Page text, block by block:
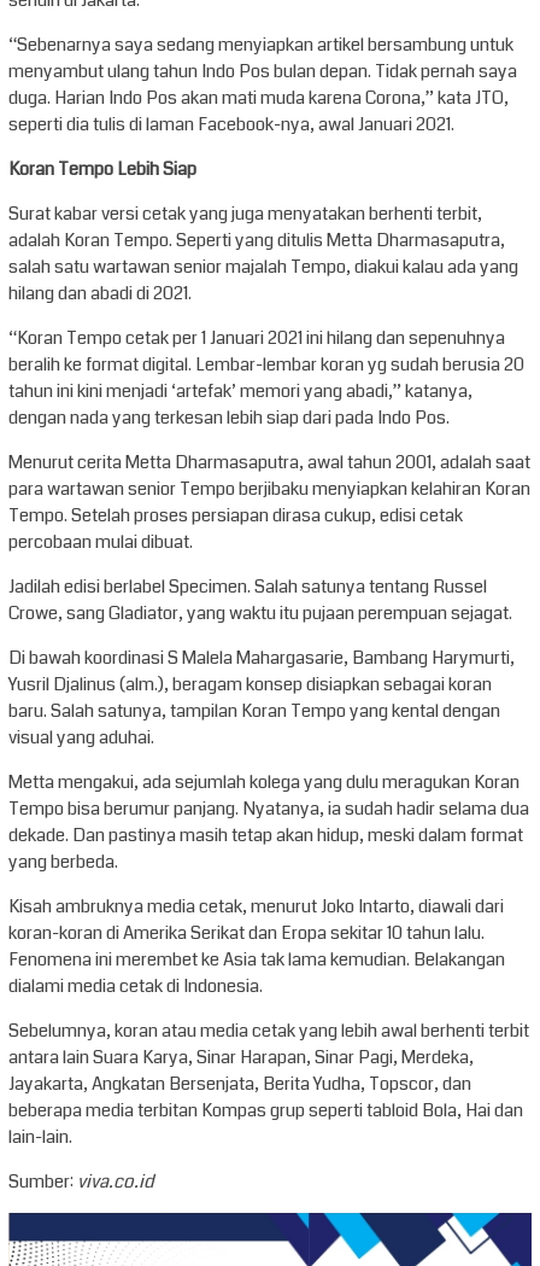
“Sebenarnya saya sedang menyiapkan artikel bersambung untuk
menyambut ulang tahun Indo Pos bulan depan. Tidak pernah saya
duga. Harian Indo Pos akan mati muda karena Corona,” kata JTO,
seperti dia tulis di laman Facebook-nya, awal Januari 2021.
Koran Tempo Lebih Siap
Surat kabar versi cetak yang juga menyatakan berhenti terbit,
adalah Koran Tempo. Seperti yang ditulis Metta Dharmasaputra,
salah satu wartawan senior majalah Tempo, diakui kalau ada yang
hilang dan abadi di 2021.
“Koran Tempo cetak per 1 Januari 2021 ini hilang dan sepenuhnya
beralih ke format digital. Lembar-lembar koran yg sudah berusia 20
tahun ini kini menjadi ‘artefak’ memori yang abadi,” katanya,
dengan nada yang terkesan lebih siap dari pada Indo Pos.
Menurut cerita Metta Dharmasaputra, awal tahun 2001, adalah saat
para wartawan senior Tempo berjibaku menyiapkan kelahiran Koran
Tempo. Setelah proses persiapan dirasa cukup, edisi cetak
percobaan mulai dibuat.
Jadilah edisi berlabel Specimen. Salah satunya tentang Russel
Crowe, sang Gladiator, yang waktu itu pujaan perempuan sejagat.
Di bawah koordinasi S Malela Mahargasarie, Bambang Harymurti,
Yusril Djalinus (alm.), beragam konsep disiapkan sebagai koran
baru. Salah satunya, tampilan Koran Tempo yang kental dengan
visual yang aduhai.
Metta mengakui, ada sejumlah kolega yang dulu meragukan Koran
Tempo bisa berumur panjang. Nyatanya, ia sudah hadir selama dua
dekade. Dan pastinya masih tetap akan hidup, meski dalam format
yang berbeda.
Kisah ambruknya media cetak, menurut Joko Intarto, diawali dari
koran-koran di Amerika Serikat dan Eropa sekitar 10 tahun lalu.
Fenomena ini merembet ke Asia tak lama kemudian. Belakangan
dialami media cetak di Indonesia.
Sebelumnya, koran atau media cetak yang lebih awal berhenti terbit
antara lain Suara Karya, Sinar Harapan, Sinar Pagi, Merdeka,
Jayakarta, Angkatan Bersenjata, Berita Yudha, Topscor, dan
beberapa media terbitan Kompas grup seperti tabloid Bola, Hai dan
lain-lain.
Sumber: viva.co.id